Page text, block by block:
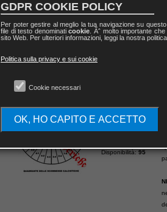
Calcio
Scommesse
Disponibilità:95
GDPR COOKIE POLICY
Per poter gestire al meglio la tua navigazione su
file di testo denominaticookie . Ãˆ molto importante
sito Web. Per ulteriori informazioni, leggi la nostra
Politica sulla privacy e sui cookie
Cookie necessari
OK, HO CAPITO E ACCETTO